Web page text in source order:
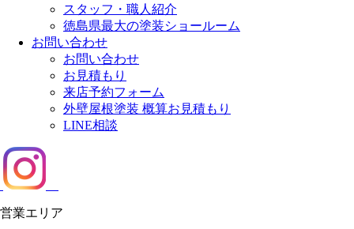
スタッフ・職人紹介
徳島県最大の塗装ショールーム
お問い合わせ
お問い合わせ
お見積もり
来店予約フォーム
外壁屋根塗装 概算お見積もり
LINE相談
営業エリア